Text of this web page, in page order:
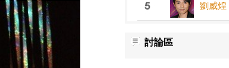
劉威煌
討論區